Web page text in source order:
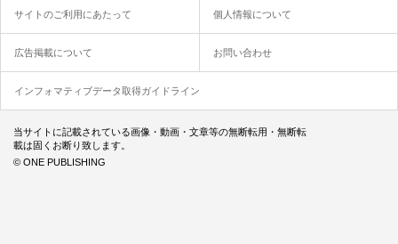
サイトのご利用にあたって 個人情報について
広告掲載について お問い合わせ
インフォマティブデータ取得ガイドライン
当サイトに記載されている画像・動画・文章等の無断転用・無断転
載は固くお断り致します。
© ONE PUBLISHING